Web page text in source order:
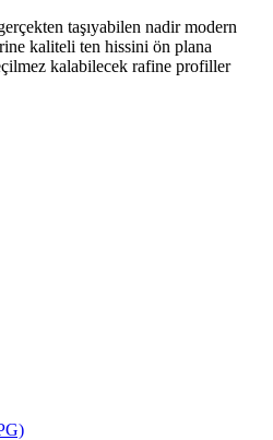
taşıyabilen nadir modern
kaliteli ten hissini ön plana
kalabilecek rafine profiller